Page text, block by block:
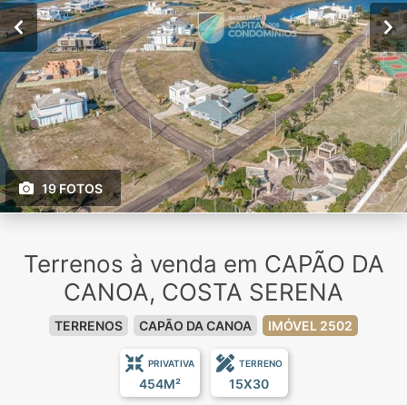
19 FOTOS
Terrenos à venda em CAPÃO DA
CANOA, COSTA SERENA
TERRENOS CAPÃO DA CANOA IMÓVEL 2502
PRIVATIVA
454M²
TERRENO
15X30